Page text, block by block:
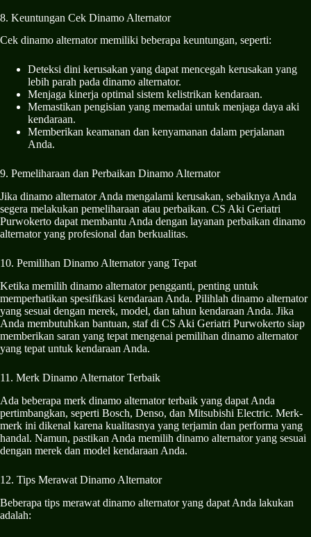
8. Keuntungan Cek Dinamo Alternator
Cek dinamo alternator memiliki beberapa keuntungan, seperti:
Deteksi dini kerusakan yang dapat mencegah kerusakan yang
lebih parah pada dinamo alternator.
Menjaga kinerja optimal sistem kelistrikan kendaraan.
Memastikan pengisian yang memadai untuk menjaga daya aki
kendaraan.
Memberikan keamanan dan kenyamanan dalam perjalanan
Anda.
9. Pemeliharaan dan Perbaikan Dinamo Alternator
Jika dinamo alternator Anda mengalami kerusakan, sebaiknya Anda
segera melakukan pemeliharaan atau perbaikan. CS Aki Geriatri
Purwokerto dapat membantu Anda dengan layanan perbaikan dinamo
alternator yang profesional dan berkualitas.
10. Pemilihan Dinamo Alternator yang Tepat
Ketika memilih dinamo alternator pengganti, penting untuk
memperhatikan spesifikasi kendaraan Anda. Pilihlah dinamo alternator
yang sesuai dengan merek, model, dan tahun kendaraan Anda. Jika
Anda membutuhkan bantuan, staf di CS Aki Geriatri Purwokerto siap
memberikan saran yang tepat mengenai pemilihan dinamo alternator
yang tepat untuk kendaraan Anda.
11. Merk Dinamo Alternator Terbaik
Ada beberapa merk dinamo alternator terbaik yang dapat Anda
pertimbangkan, seperti Bosch, Denso, dan Mitsubishi Electric. Merk-
merk ini dikenal karena kualitasnya yang terjamin dan performa yang
handal. Namun, pastikan Anda memilih dinamo alternator yang sesuai
dengan merek dan model kendaraan Anda.
12. Tips Merawat Dinamo Alternator
Beberapa tips merawat dinamo alternator yang dapat Anda lakukan
adalah: